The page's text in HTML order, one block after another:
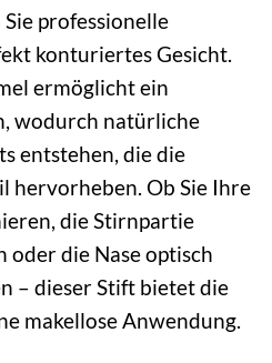
professionelle
konturiertes Gesicht.
ermöglicht ein
wodurch natürliche
entstehen, die die
hervorheben. Ob Sie Ihre
die Stirnpartie
oder die Nase optisch
– dieser Stift bietet die
makellose Anwendung.